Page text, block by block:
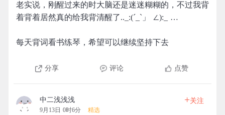
老实说，刚醒过来的时大脑还是迷迷糊糊的，不过我背
着背着居然真的给我背清醒了.._:(´_`」 ∠):_ …
每天背词看书练琴，希望可以继续坚持下去
分享 评论 点赞
中二浅浅浅
9月13日 0时6分 精选
+关注